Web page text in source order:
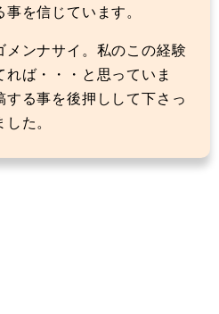
を信じています。
ンナサイ。私のこの経験
ば・・・と思っていま
る事を後押しして下さっ
た。